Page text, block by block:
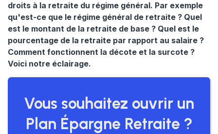
droits à la retraite du régime général. Par exemple
qu'est-ce que le régime général de retraite ? Quel
est le montant de la retraite de base ? Quel est le
pourcentage de la retraite par rapport au salaire ?
Comment fonctionnent la décote et la surcote ?
Voici notre éclairage.
Vous souhaitez ouvrir un
Plan Épargne Retraite ?